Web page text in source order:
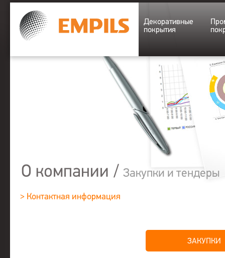
Декоративные
покрытия
О компании /Закупки и тендеры
> Контактная информация
ЗАКУПКИ